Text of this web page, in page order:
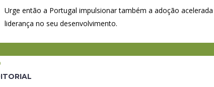
Urge então a Portugal impulsionar também a adoção
liderança no seu desenvolvimento.